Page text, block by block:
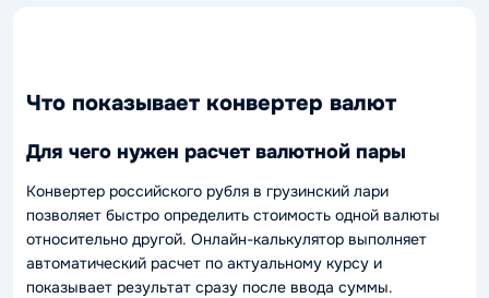
Что показывает конвертер валют
Для чего нужен расчет валютной пары
Конвертер российского рубля в грузинский лари
позволяет быстро определить стоимость одной валюты
относительно другой. Онлайн-калькулятор выполняет
автоматический расчет по актуальному курсу и
показывает результат сразу после ввода суммы.